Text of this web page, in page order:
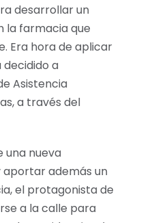
desarrollar un
la farmacia que
Era hora de aplicar
decidido a
Asistencia
a través del
una nueva
además un
el protagonista de
a la calle para